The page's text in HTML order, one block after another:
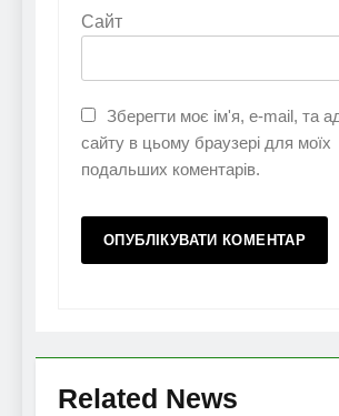
Сайт
Зберегти моє ім'я, e-mail, та
сайту в цьому браузері для моїх
подальших коментарів.
Related News